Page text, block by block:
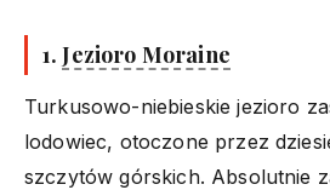
1.Jezioro Moraine
Turkusowo-niebieskie jezioro
lodowiec, otoczone przez
szczytów górskich. Absolutnie